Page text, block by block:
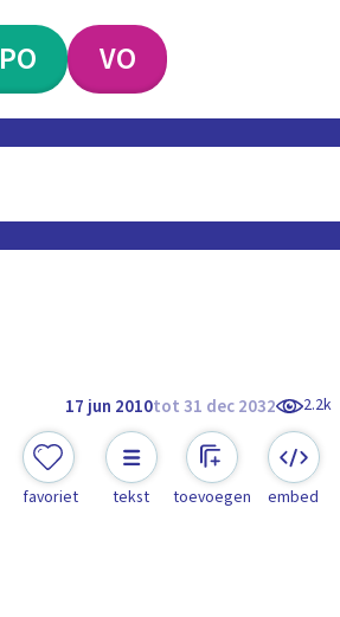
PO VO
17 jun 2010tot 31 dec 2032 2.2k
favoriet tekst toevoegen embed